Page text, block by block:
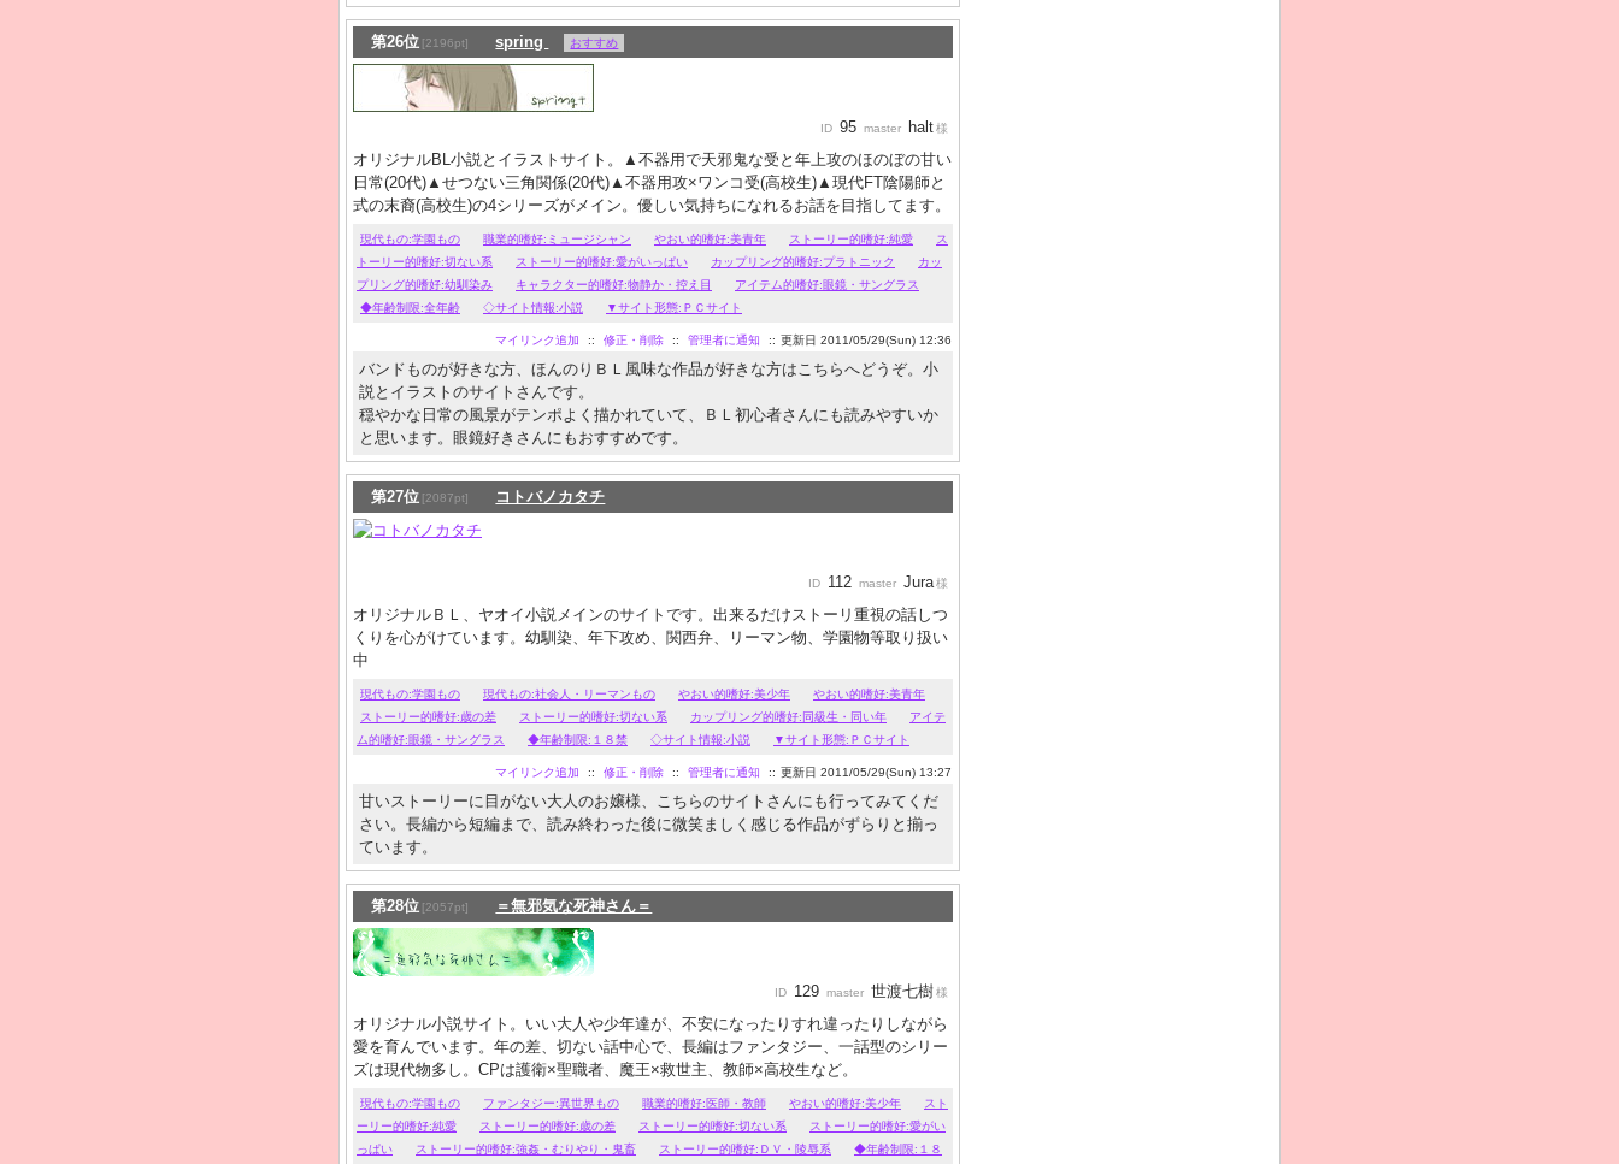
第26位 [2196pt] spring おすすめ
ID 95 master halt様
オリジナルBL小説とイラストサイト。▲不器用で天邪鬼な受と年上攻のほのぼの甘い
日常(20代)▲せつない三角関係(20代)▲不器用攻×ワンコ受(高校生)▲現代FT陰陽師と
式の末裔(高校生)の4シリーズがメイン。優しい気持ちになれるお話を目指してます。
必ずハッピーエンド。
現代もの:学園もの 職業的嗜好:ミュージシャン やおい的嗜好:美青年 ストーリー的嗜好:純愛
ス
トーリー的嗜好:切ない系
ストーリー的嗜好:愛がいっぱい カップリング的嗜好:プラトニック
カッ
プリング的嗜好:幼馴染み
キャラクター的嗜好:物静か・控え目
アイテム的嗜好:眼鏡・サングラス
◆年齢制限:全年齢
◇サイト情報:小説 ▼サイト形態:ＰＣサイト
マイリンク追加 :: 修正・削除 :: 管理者に通知 :: 更新日 2011/05/29(Sun) 12:36
バンドものが好きな方、ほんのりＢＬ風味な作品が好きな方はこちらへどうぞ。小
説とイラストのサイトさんです。
穏やかな日常の風景がテンポよく描かれていて、ＢＬ初心者さんにも読みやすいか
と思います。眼鏡好きさんにもおすすめです。
第27位 [2087pt] コトバノカタチ
ID 112 master Jura様
オリジナルＢＬ、ヤオイ小説メインのサイトです。出来るだけストーリ重視の話しつ
くりを心がけています。幼馴染、年下攻め、関西弁、リーマン物、学園物等取り扱い
中
現代もの:学園もの 現代もの:社会人・リーマンもの やおい的嗜好:美少年
やおい的嗜好:美青年
ストーリー的嗜好:歳の差
ストーリー的嗜好:切ない系 カップリング的嗜好:同級生・同い年
アイテ
ム的嗜好:眼鏡・サングラス
◆年齢制限:１８禁 ◇サイト情報:小説 ▼サイト形態:ＰＣサイト
マイリンク追加 :: 修正・削除 :: 管理者に通知 :: 更新日 2011/05/29(Sun) 13:27
甘いストーリーに目がない大人のお嬢様、こちらのサイトさんにも行ってみてくだ
さい。長編から短編まで、読み終わった後に微笑ましく感じる作品がずらりと揃っ
ています。
第28位 [2057pt] ＝無邪気な死神さん＝
ID 129 master 世渡七樹様
オリジナル小説サイト。いい大人や少年達が、不安になったりすれ違ったりしながら
愛を育んでいます。年の差、切ない話中心で、長編はファンタジー、一話型のシリー
ズは現代物多し。CPは護衛×聖職者、魔王×救世主、教師×高校生など。
現代もの:学園もの ファンタジー:異世界もの 職業的嗜好:医師・教師 やおい的嗜好:美少年
スト
ーリー的嗜好:純愛
ストーリー的嗜好:歳の差 ストーリー的嗜好:切ない系
ストーリー的嗜好:愛がい
っぱい
ストーリー的嗜好:強姦・むりやり・鬼畜 ストーリー的嗜好:ＤＶ・陵辱系
◆年齢制限:１８